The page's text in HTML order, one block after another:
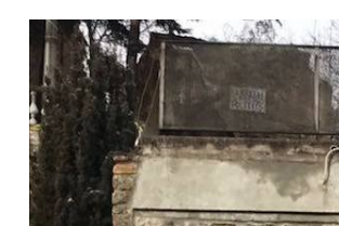
Reportatges
Entrevistes
Enquestes
A
escena!
Dis
la
teva!